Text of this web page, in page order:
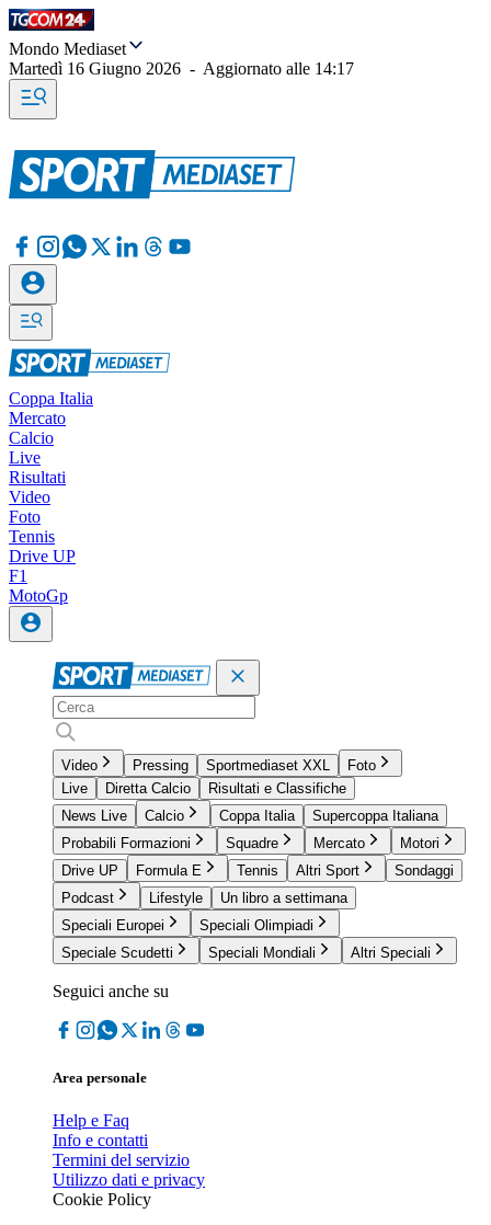
Mondo Mediaset
Martedì 16 Giugno 2026 - Aggiornato alle 14:17
Coppa Italia
Mercato
Calcio
Live
Risultati
Video
Foto
Tennis
Drive UP
F1
MotoGp
Video Pressing Sportmediaset XXL
Foto
Live
Diretta Calcio
Risultati e Classifiche
News Live
Calcio Coppa Italia
Supercoppa Italiana
Probabili Formazioni
Squadre Mercato
Motori
Drive UP
Formula E Tennis Altri Sport
Sondaggi
Podcast
Lifestyle
Un libro a settimana
Speciali Europei
Speciali Olimpiadi
Speciale Scudetti
Speciali Mondiali Altri Speciali
Seguici anche su
Area personale
Help e Faq
Info e contatti
Termini del servizio
Utilizzo dati e privacy
Cookie Policy